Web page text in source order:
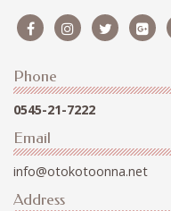
Phone
0545-21-7222
Email
info@otokotoonna.net
Address